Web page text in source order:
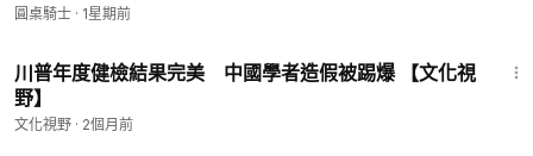
圓桌騎士 · 1星期前
川普年度健檢結果完美 中國學者造假被踢爆 【文化視
野】
文化視野 · 2個月前